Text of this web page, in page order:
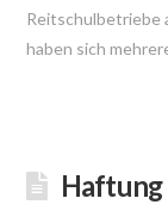
Reitschulbetriebe
haben sich
Haftung